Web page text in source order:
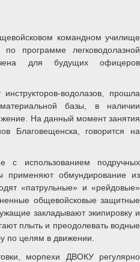
командном училище
программе легководолазной
для будущих офицеров
водолазов, прошла
материальной базы, в наличии
На данный момент занятия
Благовещенска, говорится на
с использованием подручных
применяют обмундирование из
«патрульные» и «рейдовые»
общевойсковые защитные
закладывают экипировку и
плыть и преодолевать водные
по целям в движении.
морпехи ДВОКУ регулярно